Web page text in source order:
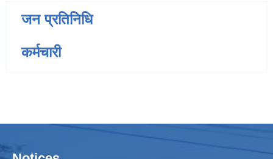
जन प्रतिनिधि
कर्मचारी